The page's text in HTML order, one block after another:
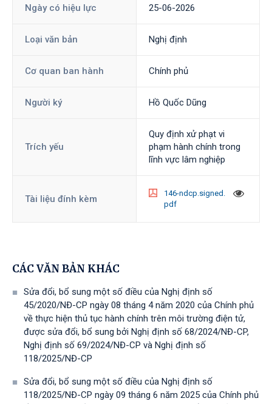
Ngày có hiệu lực 25-06-2026
Loại văn bản Nghị định
Cơ quan ban hành Chính phủ
Người ký Hồ Quốc Dũng
Trích yếu
Quy định xử phạt vi
phạm hành chính trong
lĩnh vực lâm nghiệp
Tài liệu đính kèm
146-ndcp.signed.
pdf
CÁC VĂN BẢN KHÁC
Sửa đổi, bổ sung một số điều của Nghị định số
45/2020/NĐ-CP ngày 08 tháng 4 năm 2020 của Chính phủ
về thực hiện thủ tục hành chính trên môi trường điện tử,
được sửa đổi, bổ sung bởi Nghị định số 68/2024/NĐ-CP,
Nghị định số 69/2024/NĐ-CP và Nghị định số
118/2025/NĐ-СР
Sửa đổi, bổ sung một số điều của Nghị định số
118/2025/NĐ-CP ngày 09 tháng 6 năm 2025 của Chính phủ